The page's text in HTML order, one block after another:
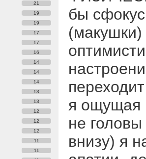
21
19
19
17
17
16
14
14
14
13
13
12
12
12
11
11
бы
(макушки)
я ощущая
не
внизу) я